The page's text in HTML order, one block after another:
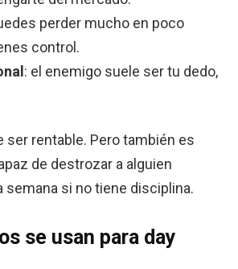
perder mucho en poco
control.
: el enemigo suele ser tu dedo,
ser rentable. Pero también es
de destrozar a alguien
semana si no tiene disciplina.
se usan para day